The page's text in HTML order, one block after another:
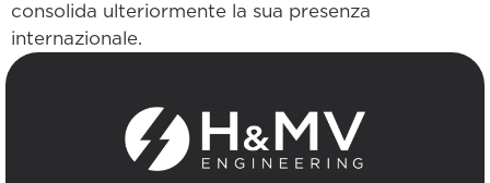
consolida ulteriormente la sua presenza
internazionale.